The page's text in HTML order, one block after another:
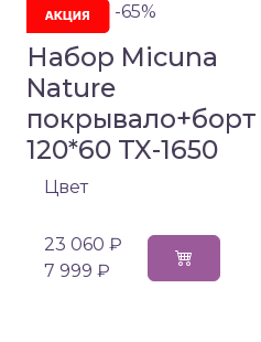
-65%
Набор Micuna
Nature
покрывало+борт
120*60 TX-1650
Цвет
23 060 ₽
7 999 ₽